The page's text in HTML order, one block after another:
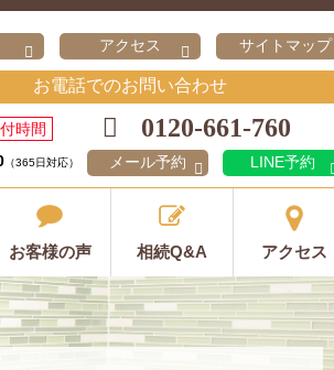
アクセス サイトマップ
お電話でのお問い合わせ
時間
（365日対応）
0120-661-760
メール予約 LINE予約
お客様の声 相続Q&A アクセス